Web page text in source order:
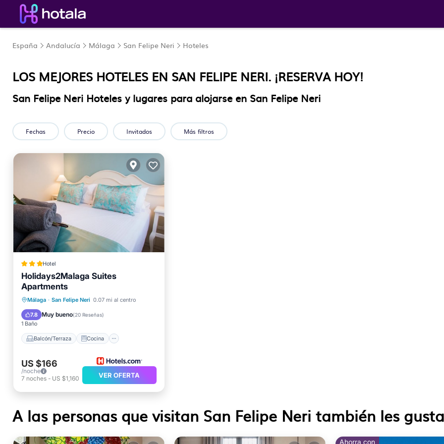
España Andalucía Málaga San Felipe Neri Hoteles
LOS MEJORES HOTELES EN SAN FELIPE NERI. ¡RESERVA HOY!
San Felipe Neri Hoteles y lugares para alojarse en San Felipe Neri
Fechas Precio Invitados Más filtros
Hotel
Holidays2Malaga Suites
Apartments
Málaga · San Felipe Neri 0.07 mi al centro
7.8 Muy bueno(20 Reseñas)
1 Baño
Balcón/Terraza Cocina
Balcón/Terraza
Cocina
Aire acondicionado
US $166
/noche
7 noches - US $1,160 VER OFERTA
A las personas que visitan San Felipe Neri también les gusta
Ahorra con